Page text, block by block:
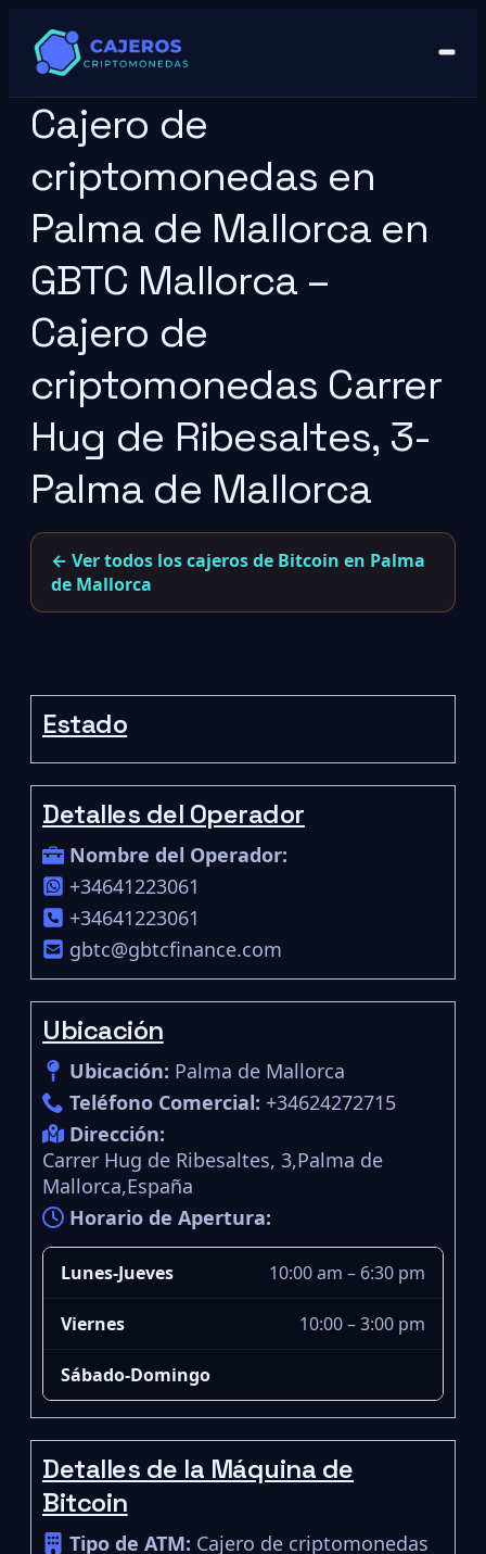
Cajero de
criptomonedas en
Palma de Mallorca en
GBTC Mallorca –
Cajero de
criptomonedas Carrer
Hug de Ribesaltes, 3-
Palma de Mallorca
← Ver todos los cajeros de Bitcoin en Palma
de Mallorca
Estado
Detalles del Operador
Nombre del Operador:
+34641223061
+34641223061
gbtc@gbtcfinance.com
Ubicación
Ubicación: Palma de Mallorca
Teléfono Comercial: +34624272715
Dirección:
Carrer Hug de Ribesaltes, 3,Palma de
Mallorca,España
Horario de Apertura:
Lunes-Jueves 10:00 am – 6:30 pm
Viernes 10:00 – 3:00 pm
Sábado-Domingo
Detalles de la Máquina de
Bitcoin
Tipo de ATM: Cajero de criptomonedas